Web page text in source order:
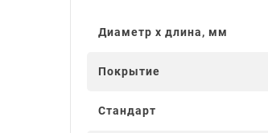
Диаметр x длина, мм
Покрытие
Стандарт